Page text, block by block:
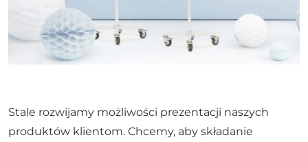
Stale rozwijamy możliwości prezentacji naszych
produktów klientom. Chcemy, aby składanie